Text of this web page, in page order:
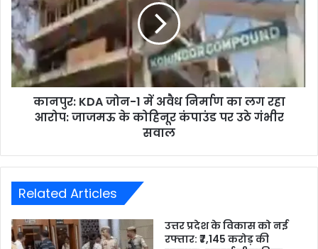
कानपुर: KDA जोन-1 में अवैध निर्माण का लग रहा
आरोप: जाजमऊ के कोहिनूर कंपाउंड पर उठे गंभीर
सवाल
Related Articles
उत्तर प्रदेश के विकास को नई
रफ्तार: ₹7,145 करोड़ की